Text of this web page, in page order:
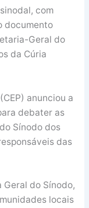
com
documento
Geral do
da Cúria
anunciou a
debater as
Sínodo dos
das
Geral do Sínodo,
locais